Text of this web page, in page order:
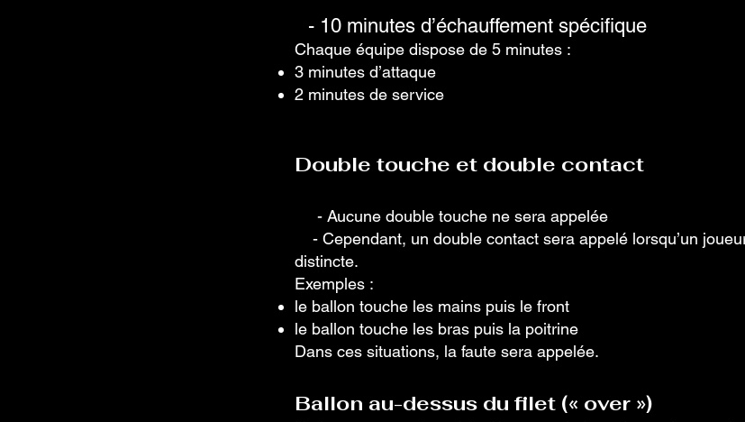
- 10 minutes d’échauffement spécifique
Chaque équipe dispose de 5 minutes :
3 minutes d’attaque
2 minutes de service
Double touche et double contact
- Aucune double touche ne sera appelée
- Cependant, un double contact sera appelé lorsqu’un
distincte.
Exemples :
le ballon touche les mains puis le front
le ballon touche les bras puis la poitrine
Dans ces situations, la faute sera appelée.
Ballon au-dessus du filet (« over »)